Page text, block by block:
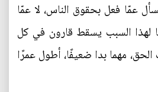
عمّا فعل بحقوق الناس، لا عمّا
لهذا السبب يسقط قارون في كل
مهما بدا ضعيفًا، أطول عمرًا